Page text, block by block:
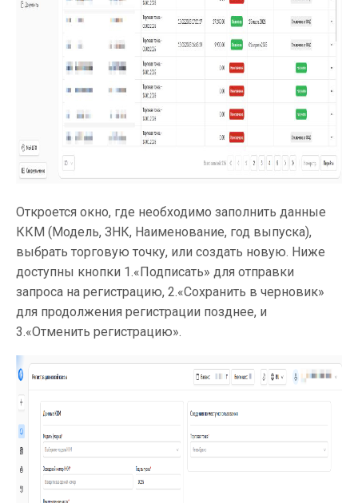
Откроется окно, где необходимо заполнить данные
ККМ (Модель, ЗНК, Наименование, год выпуска),
выбрать торговую точку, или создать новую. Ниже
доступны кнопки 1.«Подписать» для отправки
запроса на регистрацию, 2.«Сохранить в черновик»
для продолжения регистрации позднее, и
3.«Отменить регистрацию».